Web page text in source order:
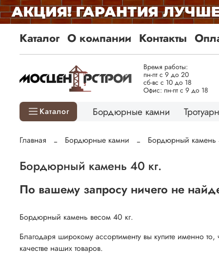
Каталог О компании Контакты
Время работы:
пн-пт с 9 до 20
сб-вс с 10 до 18
Офис: пн-пт с 9 до 18
Каталог Бордюрные камни
Главная Бордюрные камни Бордюрный камень
Бордюрный камень 40 кг.
По вашему запросу ничего не
Бордюрный камень весом 40 кг.
Благодаря широкому ассортименту вы купите именно
качестве наших товаров.